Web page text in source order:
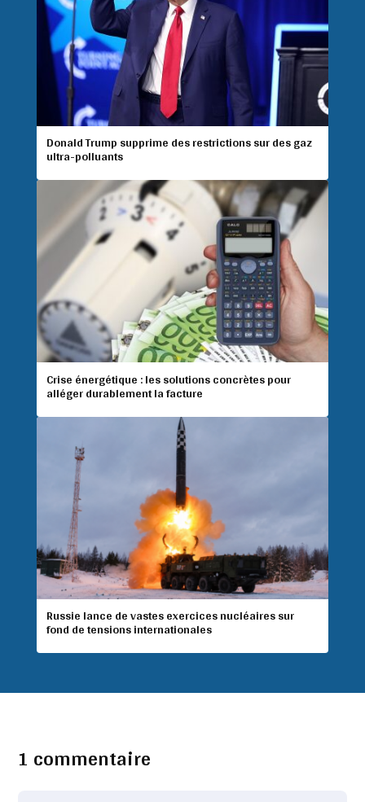
Donald Trump supprime des restrictions sur des gaz
ultra-polluants
Crise énergétique : les solutions concrètes pour
alléger durablement la facture
Russie lance de vastes exercices nucléaires sur
fond de tensions internationales
1 commentaire